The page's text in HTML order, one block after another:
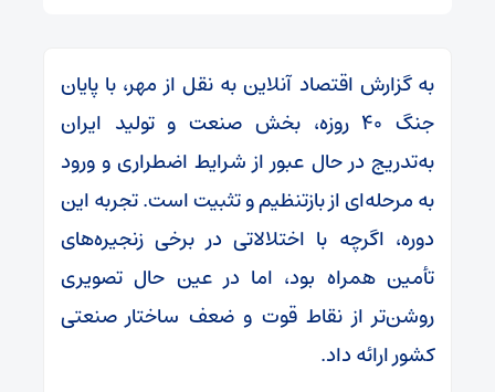
به گزارش اقتصاد آنلاین به نقل از مهر، با پایان
جنگ ۴۰ روزه، بخش صنعت و تولید ایران
به‌تدریج در حال عبور از شرایط اضطراری و ورود
به مرحله‌ای از بازتنظیم و تثبیت است. تجربه این
دوره، اگرچه با اختلالاتی در برخی زنجیره‌های
تأمین همراه بود، اما در عین حال تصویری
روشن‌تر از نقاط قوت و ضعف ساختار صنعتی
کشور ارائه داد.